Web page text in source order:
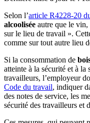
Selon l’article R4228-20
alcoolisée autre que le vin,
sur le lieu de travail ».
comme sur tout autre lieu
Si la consommation de
atteinte à la sécurité et à la
travailleurs, l’employeur
Code du travail, indiquer
des notes de service, les
sécurité des travailleurs et